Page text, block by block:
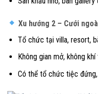
Xu hướng 2 – Cưới
Tổ chức tại villa, resort,
Không gian mở, không
Có thể tổ chức tiệc